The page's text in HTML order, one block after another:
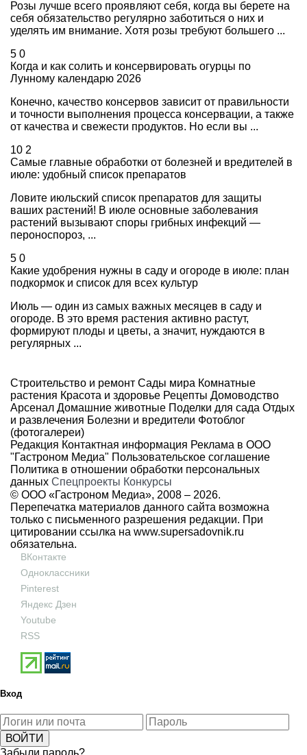
Розы лучше всего проявляют себя, когда вы берете на
себя обязательство регулярно заботиться о них и
уделять им внимание. Хотя розы требуют большего ...
5 0
Когда и как солить и консервировать огурцы по
Лунному календарю 2026
Конечно, качество консервов зависит от правильности
и точности выполнения процесса консервации, а также
от качества и свежести продуктов. Но если вы ...
10 2
Самые главные обработки от болезней и вредителей в
июле: удобный список препаратов
Ловите июльский список препаратов для защиты
ваших растений! В июле основные заболевания
растений вызывают споры грибных инфекций —
пероноспороз, ...
5 0
Какие удобрения нужны в саду и огороде в июле: план
подкормок и список для всех культур
Июль — один из самых важных месяцев в саду и
огороде. В это время растения активно растут,
формируют плоды и цветы, а значит, нуждаются в
регулярных ...
Строительство и ремонт Сады мира Комнатные
растения Красота и здоровье Рецепты Домоводство
Арсенал Домашние животные Поделки для сада Отдых
и развлечения Болезни и вредители Фотоблог
(фотогалереи)
Редакция Контактная информация Реклама в ООО
"Гастроном Медиа" Пользовательское соглашение
Политика в отношении обработки персональных
данных Спецпроекты Конкурсы
© ООО «Гастроном Медиа», 2008 – 2026.
Перепечатка материалов данного сайта возможна
только с письменного разрешения редакции. При
цитировании ссылка на www.supersadovnik.ru
обязательна.
ВКонтакте
Одноклассники
Pinterest
Яндекс Дзен
Youtube
RSS
Вход
Забыли пароль?